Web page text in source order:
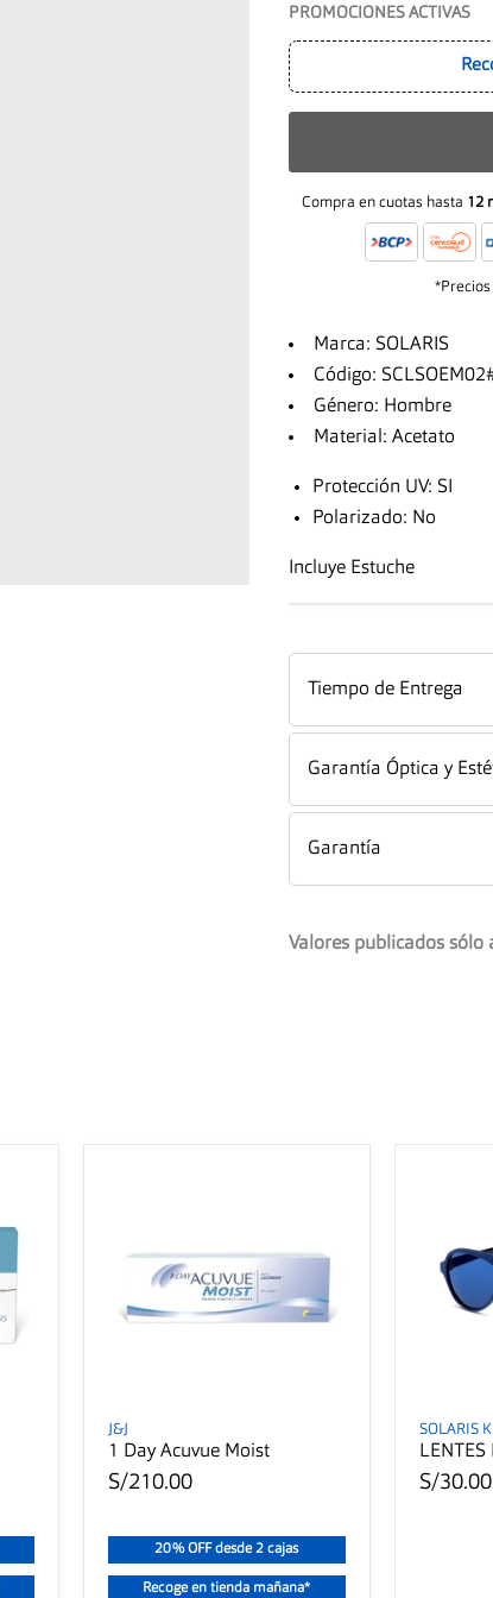
PROMOCIONES ACTIVAS
Compra en cuotas hasta 12
*Precios
Marca: SOLARIS
Código:
Género: Hombre
Material: Acetato
Protección UV: SI
Polarizado: No
Incluye Estuche
Tiempo de Entrega
Garantía Óptica y
Garantía
Valores publicados
J&J
1 Day Acuvue Moist
S/210.00
20% OFF desde 2 cajas
Recoge en tienda mañana*
SOLARIS K
LENTES
S/30.00